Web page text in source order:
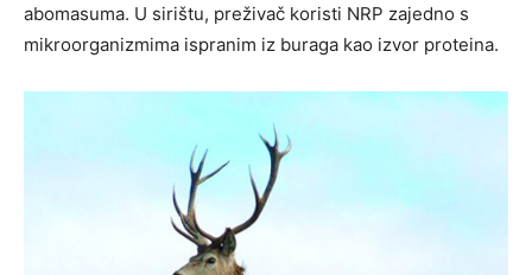
abomasuma. U sirištu, preživač koristi NRP zajedno s
mikroorganizmima ispranim iz buraga kao izvor proteina.